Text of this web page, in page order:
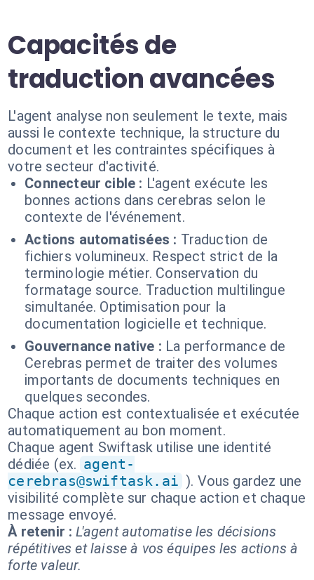
Capacités de
traduction avancées
L'agent analyse non seulement le texte, mais
aussi le contexte technique, la structure du
document et les contraintes spécifiques à
votre secteur d'activité.
Connecteur cible : L'agent exécute les
bonnes actions dans cerebras selon le
contexte de l'événement.
Actions automatisées : Traduction de
fichiers volumineux. Respect strict de la
terminologie métier. Conservation du
formatage source. Traduction multilingue
simultanée. Optimisation pour la
documentation logicielle et technique.
Gouvernance native : La performance de
Cerebras permet de traiter des volumes
importants de documents techniques en
quelques secondes.
Chaque action est contextualisée et exécutée
automatiquement au bon moment.
Chaque agent Swiftask utilise une identité
dédiée (ex. agent-
cerebras@swiftask.ai ). Vous gardez une
visibilité complète sur chaque action et chaque
message envoyé.
À retenir : L'agent automatise les décisions
répétitives et laisse à vos équipes les actions à
forte valeur.